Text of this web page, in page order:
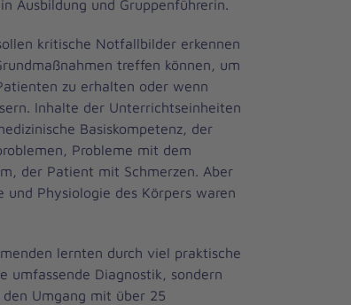
Ausbildung und Gruppenführerin.
kritische Notfallbilder erkennen
treffen können, um
zu erhalten oder wenn
Inhalte der Unterrichtseinheiten
Basiskompetenz, der
Probleme mit dem
der Patient mit Schmerzen. Aber
und Physiologie des Körpers waren
lernten durch viel praktische
umfassende Diagnostik, sondern
Umgang mit über 25